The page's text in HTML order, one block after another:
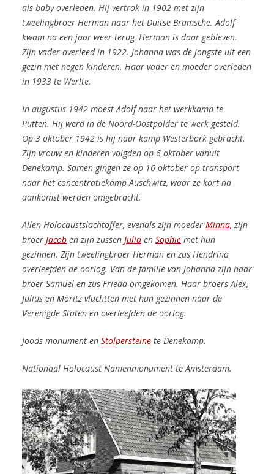
als baby overleden. Hij vertrok in 1902 met zijn
tweelingbroer Herman naar het Duitse Bramsche. Adolf
kwam na een jaar weer terug, Herman is daar gebleven.
Zijn vader overleed in 1922. Johanna was de jongste uit een
gezin met negen kinderen. Haar vader en moeder overleden
in 1933 te Werlte.
In augustus 1942 moest Adolf naar het werkkamp te
Putten. Hij werd in de Noord-Oostpolder te werk gesteld.
Op 3 oktober 1942 is hij naar kamp Westerbork gebracht.
Zijn vrouw en kinderen volgden op 6 oktober vanuit
Denekamp. Samen gingen ze op 16 oktober op transport
naar het concentratiekamp Auschwitz, waar ze kort na
aankomst werden omgebracht.
Allen Holocaustslachtoffer, evenals zijn moeder Minna, zijn
broer Jacob en zijn zussen Julia en Sophie met hun
gezinnen. Zijn tweelingbroer Herman en zus Hendrina
overleefden de oorlog. Van de familie van Johanna zijn haar
broer Samuel en zus Frieda omgekomen. Haar broers Alex,
Julius en Moritz vluchtten met hun gezinnen naar de
Verenigde Staten en overleefden de oorlog.
Joods monument en Stolpersteine te Denekamp.
Nationaal Holocaust Namenmonument te Amsterdam.